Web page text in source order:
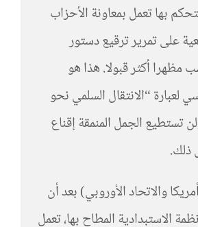
بها تعمل بمعاونة الأحزاب
على تمرير ترقيع دستور
مظهرا أكثر قبولا. هذا هو
لعبارة “الانتقال السلمي نحو
تستطيع الجمل المنمقة إقناع
ذلك.
والاتحاد الأوروبي) بعد أن
الاستبدادية المطاح بها، تعمل